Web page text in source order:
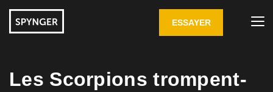
ESSAYER
Les Scorpions trompent-